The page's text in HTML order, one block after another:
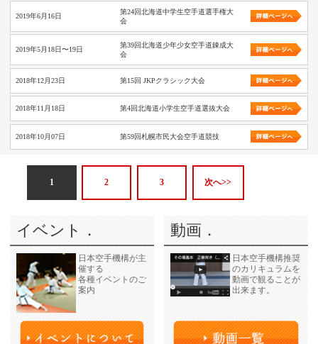
2019年6月16日
第24回北海道中学生空手道選手権大
会
2019年5月18日〜19日
第39回北海道少年少女空手道錬成大
会
2018年12月23日 第15回 JKPクラシック大会
2018年11月18日 第4回北海道小学生空手道選抜大会
2018年10月07日 第59回札幌市民大会空手道競技
1 2 3 次へ>>
イベント．
日本空手機構が主
催する
各種イベントのご
案内
動画．
日本空手機構推奨
のカリキュラムを
動画で観ることが
出来ます。